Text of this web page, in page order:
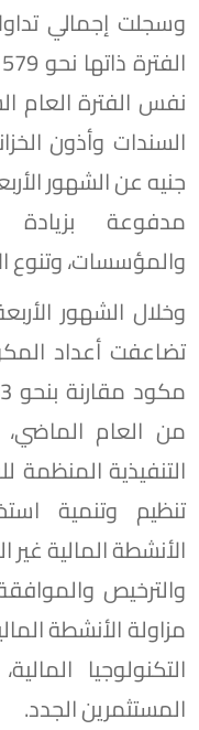
وسجلت إجمالي
نفس الفترة العام
مدفوعة بزيادة
والمؤسسات، وتنوع
وخلال الشهور
من العام الماضي،
تنظيم وتنمية
الأنشطة المالية
والترخيص
مزاولة الأنشطة
التكنولوجيا
المستثمرين الجدد.